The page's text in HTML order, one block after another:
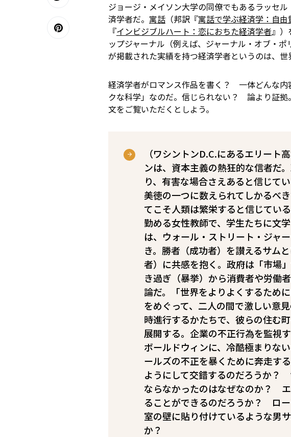
ジョージ・メイソン大学の同僚でもあるラッセ
済学者だ。 寓話 （邦訳『寓話で学ぶ経済学：自
『インビジブルハート：恋におちた経済学者』）
ップジャーナル（例えば、ジャーナル・オブ・
が掲載された実績を持つ経済学者というのは、世
経済学者がロマンス作品を書く？ 一体どんな
クな科学」なのだ。信じられない？ 論より証拠
文をご覧いただくとしよう。
（ワシントンD.C.にあるエリート
ンは、資本主義の熱狂的な信者だ
り、有害な場合さえあると信じて
美徳の一つに数えられてしかるべ
てこそ人類は繁栄すると信じてい
勤める女性教師で、学生たちに文
は、ウォール・ストリート・ジャ
き。勝者（成功者）を讃えるサム
者）に共感を抱く。政府は「市場」
き過ぎ（暴挙）から消費者や労働
論だ。「世界をよりよくするため
をめぐって、二人の間で激しい意
時進行するかたちで、彼らの住む
展開する。企業の不正行為を監視
ボールドウィンに、冷酷極まりな
ールズの不正を暴くために奔走す
ようにして交錯するのだろうか？
ならなかったのはなぜなのか？
ることができるのだろうか？ ロ
室の壁に貼り付けているような男――
か？